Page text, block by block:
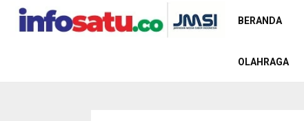
BERANDA
OLAHRAGA